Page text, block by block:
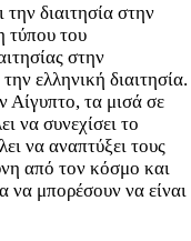
διαιτησία στην
τύπου του
στην
ελληνική διαιτησία.
Αίγυπτο, τα μισά σε
να συνεχίσει το
να αναπτύξει τους
από τον κόσμο και
να μπορέσουν να είναι